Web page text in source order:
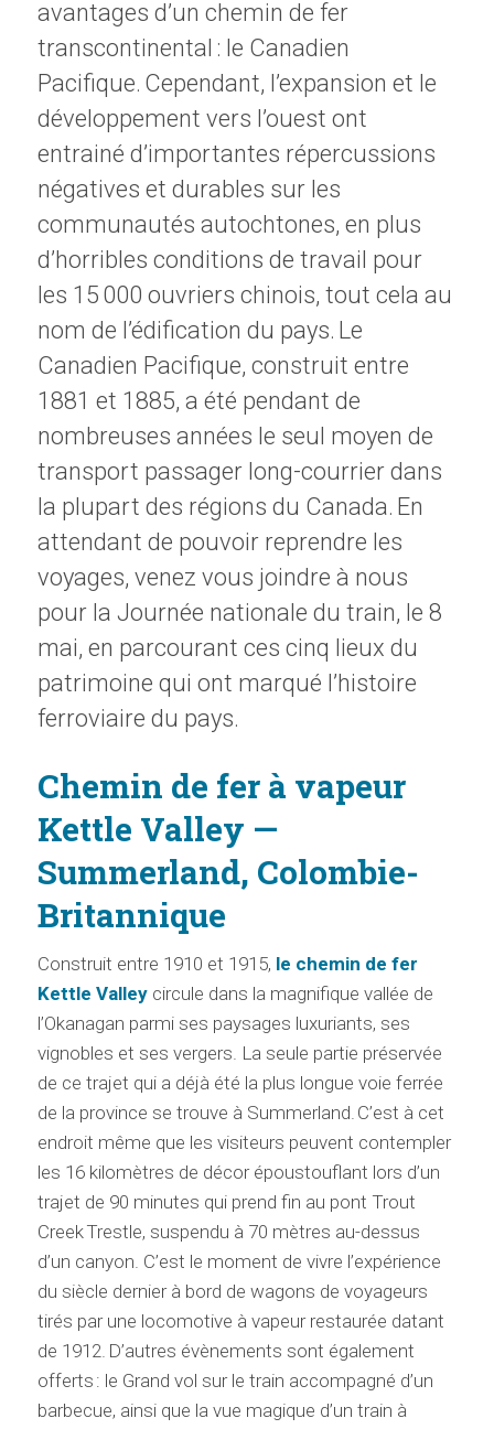
avantages d’un chemin de fer
transcontinental : le Canadien
Pacifique. Cependant, l’expansion et le
développement vers l’ouest ont
entrainé d’importantes répercussions
négatives et durables sur les
communautés autochtones, en plus
d’horribles conditions de travail pour
les 15 000 ouvriers chinois, tout cela au
nom de l’édification du pays. Le
Canadien Pacifique, construit entre
1881 et 1885, a été pendant de
nombreuses années le seul moyen de
transport passager long-courrier dans
la plupart des régions du Canada. En
attendant de pouvoir reprendre les
voyages, venez vous joindre à nous
pour la Journée nationale du train, le 8
mai, en parcourant ces cinq lieux du
patrimoine qui ont marqué l’histoire
ferroviaire du pays.
Chemin de fer à vapeur
Kettle Valley —
Summerland, Colombie-
Britannique
Construit entre 1910 et 1915, le chemin de fer
Kettle Valleycircule dans la magnifique vallée de
l’Okanagan parmi ses paysages luxuriants, ses
vignobles et ses vergers. La seule partie préservée
de ce trajet qui a déjà été la plus longue voie ferrée
de la province se trouve à Summerland. C’est à cet
endroit même que les visiteurs peuvent contempler
les 16 kilomètres de décor époustouflant lors d’un
trajet de 90 minutes qui prend fin au pont Trout
Creek Trestle, suspendu à 70 mètres au-dessus
d’un canyon. C’est le moment de vivre l’expérience
du siècle dernier à bord de wagons de voyageurs
tirés par une locomotive à vapeur restaurée datant
de 1912. D’autres évènements sont également
offerts : le Grand vol sur le train accompagné d’un
barbecue, ainsi que la vue magique d’un train à